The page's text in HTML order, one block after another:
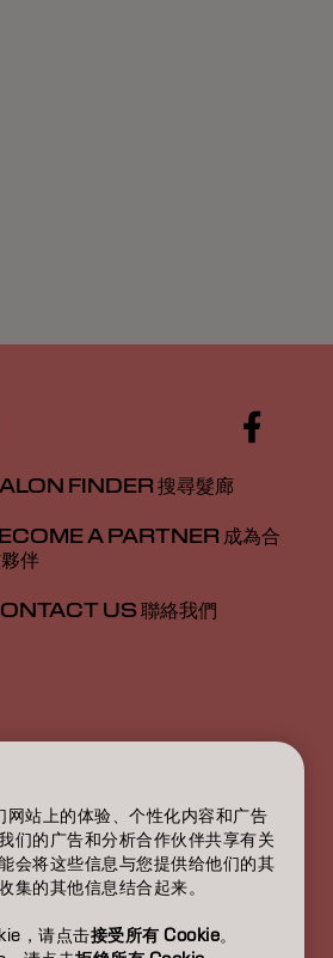
FINDER 搜尋髮廊
A PARTNER 成為合
伴
US 聯絡我們
站上的体验、个性化内容和广告
们的广告和分析合作伙伴共享有关
会将这些信息与您提供给他们的其
集的其他信息结合起来。
，请点击接受所有 Cookie。